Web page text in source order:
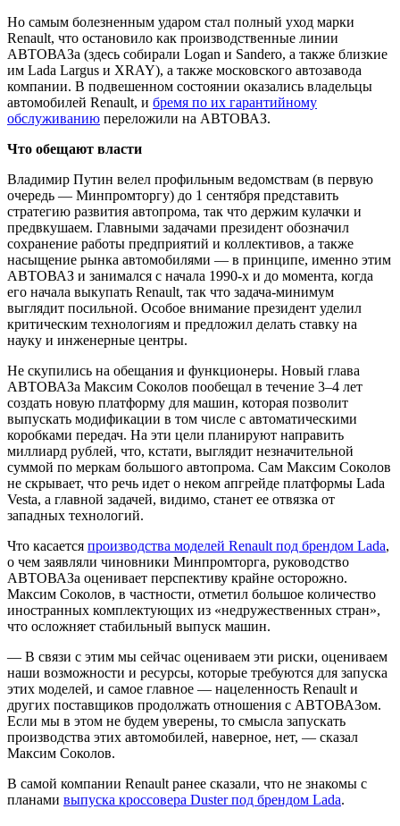
Но самым болезненным ударом стал полный уход марки
Renault, что остановило как производственные линии
АВТОВАЗа (здесь собирали Logan и Sandero, а также близкие
им Lada Largus и XRAY), а также московского автозавода
компании. В подвешенном состоянии оказались владельцы
автомобилей Renault, и бремя по их гарантийному
обслуживанию переложили на АВТОВАЗ.
Что обещают власти
Владимир Путин велел профильным ведомствам (в первую
очередь — Минпромторгу) до 1 сентября представить
стратегию развития автопрома, так что держим кулачки и
предвкушаем. Главными задачами президент обозначил
сохранение работы предприятий и коллективов, а также
насыщение рынка автомобилями — в принципе, именно этим
АВТОВАЗ и занимался с начала 1990-х и до момента, когда
его начала выкупать Renault, так что задача-минимум
выглядит посильной. Особое внимание президент уделил
критическим технологиям и предложил делать ставку на
науку и инженерные центры.
Не скупились на обещания и функционеры. Новый глава
АВТОВАЗа Максим Соколов пообещал в течение 3–4 лет
создать новую платформу для машин, которая позволит
выпускать модификации в том числе с автоматическими
коробками передач. На эти цели планируют направить
миллиард рублей, что, кстати, выглядит незначительной
суммой по меркам большого автопрома. Сам Максим Соколов
не скрывает, что речь идет о неком апгрейде платформы Lada
Vesta, а главной задачей, видимо, станет ее отвязка от
западных технологий.
Что касается производства моделей Renault под брендом Lada,
о чем заявляли чиновники Минпромторга, руководство
АВТОВАЗа оценивает перспективу крайне осторожно.
Максим Соколов, в частности, отметил большое количество
иностранных комплектующих из «недружественных стран»,
что осложняет стабильный выпуск машин.
— В связи с этим мы сейчас оцениваем эти риски, оцениваем
наши возможности и ресурсы, которые требуются для запуска
этих моделей, и самое главное — нацеленность Renault и
других поставщиков продолжать отношения с АВТОВАЗом.
Если мы в этом не будем уверены, то смысла запускать
производства этих автомобилей, наверное, нет, — сказал
Максим Соколов.
В самой компании Renault ранее сказали, что не знакомы с
планами выпуска кроссовера Duster под брендом Lada.